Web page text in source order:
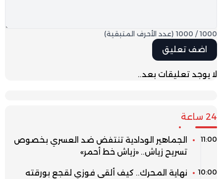
1000
/
1000 (عدد الأحرف المتبقية)
لا يوجد تعليقات بعد..
24 ساعة
11:00
الجماهير الودادية تنتفض ضد العسري بخصوص
تسريح زياش.. «زياش خط أحمر»
10:00
نهاية المحرك.. كيف ألقى فوزي لقجع بورقته